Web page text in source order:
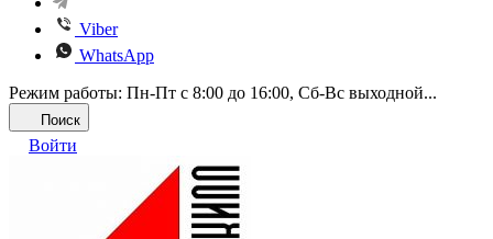
Viber
WhatsApp
Режим работы: Пн-Пт с 8:00 до 16:00, Cб-Вс выходной...
Поиск
Войти